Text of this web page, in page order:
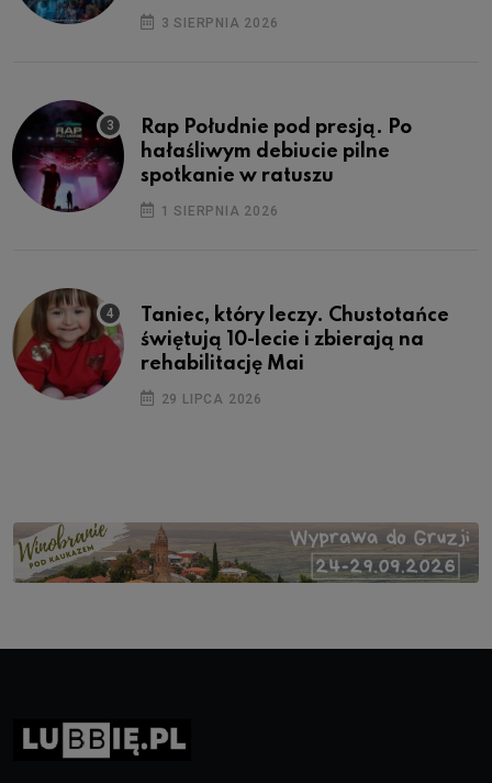
3 SIERPNIA 2026
Rap Południe pod presją. Po
hałaśliwym debiucie pilne
spotkanie w ratuszu
1 SIERPNIA 2026
Taniec, który leczy. Chustotańce
świętują 10-lecie i zbierają na
rehabilitację Mai
29 LIPCA 2026